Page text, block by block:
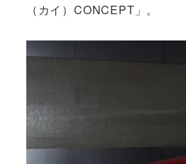
（カイ）CONCEPT」。